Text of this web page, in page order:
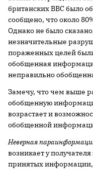
британских ВВС было
сообщено, что около
Однако не было
незначительные
пораженных целей
обобщенная
неправильно
Замечу, что чем выше
обобщенную
возрастает и
обобщенной
Неверная
возникает у
принятых информации,